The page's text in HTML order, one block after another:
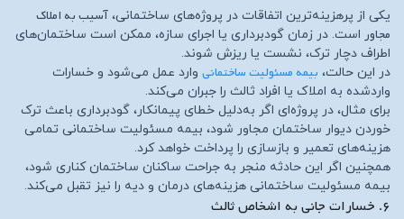
یکی از پرهزینه‌ترین اتفاقات در پروژه‌های ساختمانی، آسیب به املاک
مجاور است. در زمان گودبرداری یا اجرای سازه، ممکن است ساختمان‌های
اطراف دچار ترک، نشست یا ریزش شوند.
در این حالت، بیمه مسئولیت ساختمانی وارد عمل می‌شود و خسارات
واردشده به املاک یا افراد ثالث را جبران می‌کند.
برای مثال، در پروژه‌ای اگر به‌دلیل خطای پیمانکار، گودبرداری باعث ترک
خوردن دیوار ساختمان مجاور شود، بیمه مسئولیت ساختمانی تمامی
هزینه‌های تعمیر و بازسازی را پرداخت خواهد کرد.
همچنین اگر این حادثه منجر به جراحت ساکنان ساختمان کناری شود،
بیمه مسئولیت ساختمانی هزینه‌های درمان و دیه را نیز تقبل می‌کند.
۶. خسارات جانی به اشخاص ثالث